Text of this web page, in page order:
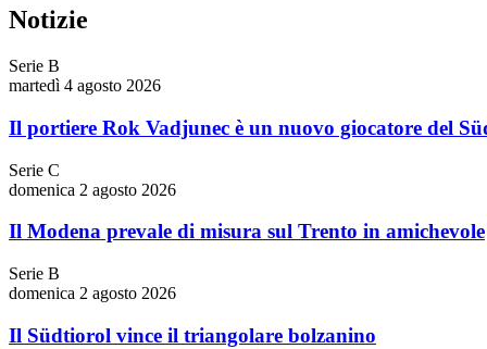
Notizie
Serie B
martedì 4 agosto 2026
Il portiere Rok Vadjunec è un nuovo giocatore del
Serie C
domenica 2 agosto 2026
Il Modena prevale di misura sul Trento in amichevole
Serie B
domenica 2 agosto 2026
Il Südtiorol vince il triangolare bolzanino